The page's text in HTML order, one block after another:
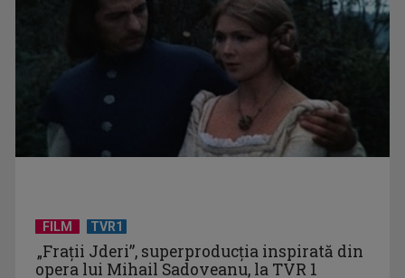
De peste 160 de ani în slujba culturii românești. Povestea
„Societății” din ...
FILM TVR1
„Frații Jderi”, superproducția inspirată din
opera lui Mihail Sadoveanu, la TVR 1